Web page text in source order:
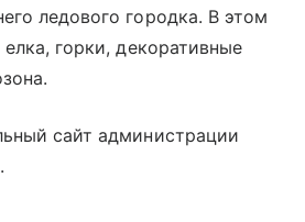
ледового городка. В этом
горки, декоративные
сайт администрации